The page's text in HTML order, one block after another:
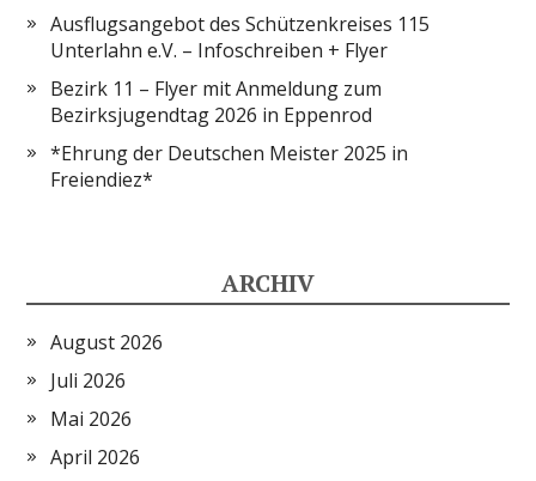
Ausflugsangebot des Schützenkreises 115
Unterlahn e.V. – Infoschreiben + Flyer
Bezirk 11 – Flyer mit Anmeldung zum
Bezirksjugendtag 2026 in Eppenrod
*Ehrung der Deutschen Meister 2025 in
Freiendiez*
ARCHIV
August 2026
Juli 2026
Mai 2026
April 2026